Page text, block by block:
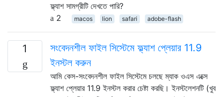
ফ্ল্যাশ সামগ্রীটি দেখতে পারি?
2
macos lion safari adobe-flash
1
সংবেদনশীল ফাইল সিস্টেমে ফ্ল্যাশ প্লেয়ার 11.9
ইনস্টল করুন
আমি কেস-সংবেদনশীল ফাইল সিস্টেমে চলছে ম্যাক ওএস এক্সে
ফ্ল্যাশ প্লেয়ার 11.9 ইনস্টল করার চেষ্টা করছি। ইনস্টলেশনটি (খুব